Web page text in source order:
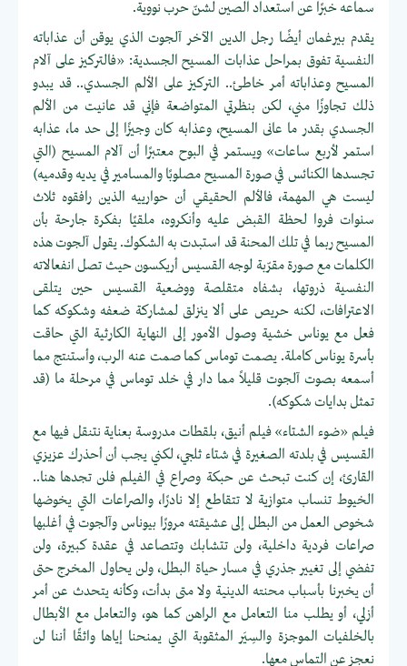
سماعه خبرًا عن استعداد الصين لشنّ حرب نووية.
يقدم بيرغمان أيضًا رجل الدين الآخر آلجوت الذي يوقن أن عذاباته
النفسية تفوق بمراحل عذابات المسيح الجسدية: «فالتركيز على آلام
المسيح وعذاباته أمر خاطئ.. التركيز على الألم الجسدي.. قد يبدو
ذلك تجاوزًا مني، لكن بنظرتي المتواضعة فإني قد عانيت من الألم
الجسدي بقدر ما عانى المسيح، وعذابه كان وجيزًا إلى حد ما، عذابه
استمر لأربع ساعات» ويستمر في البوح معتبرًا أن آلام المسيح (التي
تجسدها الكنائس في صورة المسيح مصلوبًا والمسامير في يديه وقدميه)
ليست هي المهمة، فالألم الحقيقي أن حوارييه الذين رافقوه ثلاث
سنوات فروا لحظة القبض عليه وأنكروه، ملقيًا بفكرة جارحة بأن
المسيح ربما في تلك المحنة قد استبدت به الشكوك. يقول آلجوت هذه
الكلمات مع صورة مقرّبة لوجه القسيس أريكسون حيث تصل انفعالاته
النفسية ذروتها، بشفاه متقلصة ووضعية القسيس حين يتلقى
الاعترافات، لكنه حريص على ألا ينزلق لمشاركة ضعفه وشكوكه كما
فعل مع يوناس خشية وصول الأمور إلى النهاية الكارثية التي حاقت
بأسرة يوناس كاملة. يصمت توماس كما صمت عنه الرب، وأستنتج مما
أسمعه بصوت آلجوت قليلاً مما دار في خلد توماس في مرحلة ما (قد
تمثل بدايات شكوكه).
فيلم «ضوء الشتاء» فيلم أنيق، بلقطات مدروسة بعناية نتنقل فيها مع
القسيس في بلدته الصغيرة في شتاء ثلجي، لكني يجب أن أحذرك عزيزي
القارئ، إن كنت تبحث عن حبكة وصراع في الفيلم فلن تجدها هنا..
الخيوط تنساب متوازية لا تتقاطع إلا نادرًا، والصراعات التي يخوضها
شخوص العمل من البطل إلى عشيقته مرورًا بيوناس وآلجوت في أغلبها
صراعات فردية داخلية، ولن تتشابك وتتصاعد في عقدة كبيرة، ولن
تفضي إلى تغيير جذري في مسار حياة البطل، ولن يحاول المخرج حتى
أن يخبرنا بأسباب محنته الدينية ولا متى بدأت، وكأنه يتحدث عن أمر
أزلي، أو يطلب منا التعامل مع الراهن كما هو، والتعامل مع الأبطال
بالخلفيات الموجزة والسِيَر المثقوبة التي يمنحنا إياها واثقًا أننا لن
نعجز عن التماس معها.